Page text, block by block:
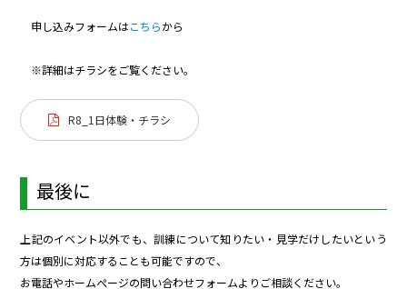
申し込みフォームはこちらから
※詳細はチラシをご覧ください。
R8_1日体験・チラシ
最後に
上記のイベント以外でも、訓練について知りたい・見学だけしたいという
方は個別に対応することも可能ですので、
お電話やホームぺージの問い合わせフォームよりご相談ください。